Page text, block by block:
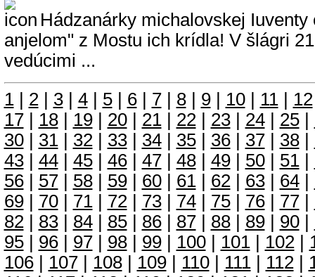
Hádzanárky michalovskej
anjelom" z Mostu ich krídla! V šlágri
vedúcimi ...
1| 2| 3| 4| 5| 6| 7| 8| 9| 10| 11| 12
17| 18| 19| 20| 21| 22| 23| 24| 25|
30| 31| 32| 33| 34| 35| 36| 37| 38|
43| 44| 45| 46| 47| 48| 49| 50| 51|
56| 57| 58| 59| 60| 61| 62| 63| 64|
69| 70| 71| 72| 73| 74| 75| 76| 77|
82| 83| 84| 85| 86| 87| 88| 89| 90|
95| 96| 97| 98| 99| 100| 101| 102|
106| 107| 108| 109| 110| 111| 112|